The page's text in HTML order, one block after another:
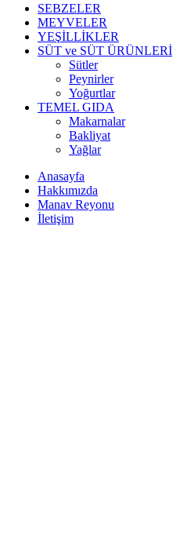
SEBZELER
MEYVELER
YEŞİLLİKLER
SÜT ve SÜT ÜRÜNLERİ
Sütler
Peynirler
Yoğurtlar
TEMEL GIDA
Makarnalar
Bakliyat
Yağlar
Anasayfa
Hakkımızda
Manav Reyonu
İletişim